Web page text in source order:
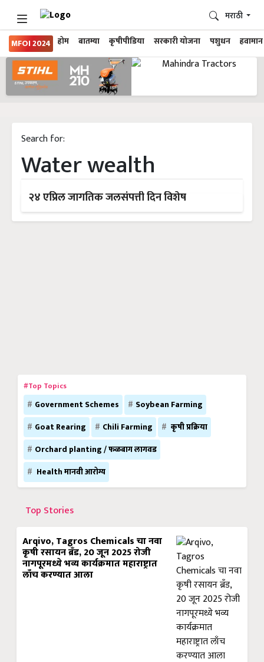
MFOI 2024 होम बातम्या कृषीपीडिया सरकारी योजना पशुधन हवामान
मराठी
Search for:
Water wealth
२४ एप्रिल जागतिक जलसंपत्ती दिन विशेष
#Top Topics
Government Schemes
Soybean Farming
Goat Rearing
Chili Farming
कृषी प्रक्रिया
Orchard planting / फळबाग लागवड
Health मानवी आरोग्य
Top Stories
Arqivo, Tagros Chemicals चा नवा
कृषी रसायन ब्रँड, 20 जून 2025 रोजी
नागपूरमध्ये भव्य कार्यक्रमात महाराष्ट्रात
लाँच करण्यात आला